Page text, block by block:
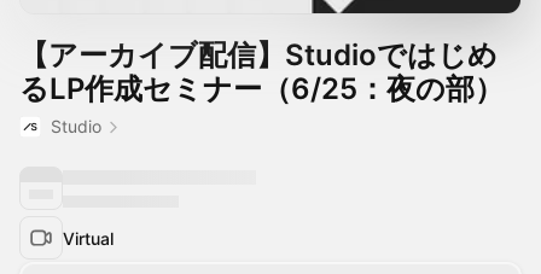
【アーカイブ配信】Studioではじめ
るLP作成セミナー（6/25：夜の部）
Studio
Virtual